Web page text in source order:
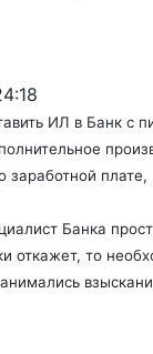
ИЛ в Банк с
п
заработной
Банка
откажет, то